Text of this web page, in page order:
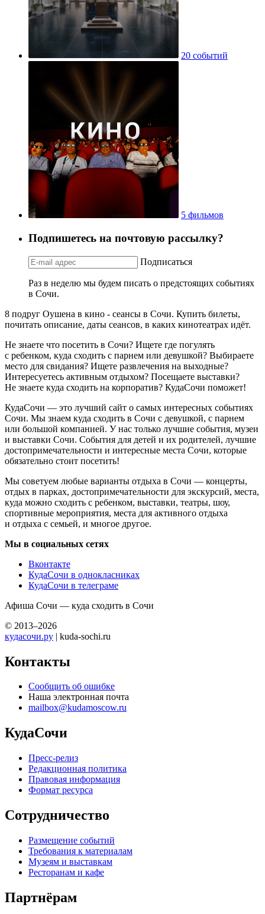
20 событий
5 фильмов
Подпишетесь на почтовую рассылку?
Подписаться
Раз в неделю мы будем писать о предстоящих событиях
в Сочи.
8 подруг Оушена в кино - сеансы в Сочи. Купить билеты,
почитать описание, даты сеансов, в каких кинотеатрах идёт.
Не знаете что посетить в Сочи? Ищете где погулять
с ребенком, куда сходить с парнем или девушкой? Выбираете
место для свидания? Ищете развлечения на выходные?
Интересуетесь активным отдыхом? Посещаете выставки?
Не знаете куда сходить на корпоратив? КудаСочи поможет!
КудаСочи — это лучший сайт о самых интересных событиях
Сочи. Мы знаем куда сходить в Сочи с девушкой, с парнем
или большой компанией. У нас только лучшие события, музеи
и выставки Сочи. События для детей и их родителей, лучшие
достопримечательности и интересные места Сочи, которые
обязательно стоит посетить!
Мы советуем любые варианты отдыха в Сочи — концерты,
отдых в парках, достопримечательности для экскурсий, места,
куда можно сходить с ребенком, выставки, театры, шоу,
спортивные мероприятия, места для активного отдыха
и отдыха с семьей, и многое другое.
Мы в социальных сетях
Вконтакте
КудаСочи в однокласниках
КудаСочи в телеграме
Афиша Сочи — куда сходить в Сочи
© 2013–2026
кудасочи.ру | kuda-sochi.ru
Контакты
Сообщить об ошибке
Наша электронная почта
mailbox@kudamoscow.ru
КудаСочи
Пресс-релиз
Редакционная политика
Правовая информация
Формат ресурса
Сотрудничество
Размещение событий
Требования к материалам
Музеям и выставкам
Ресторанам и кафе
Партнёрам